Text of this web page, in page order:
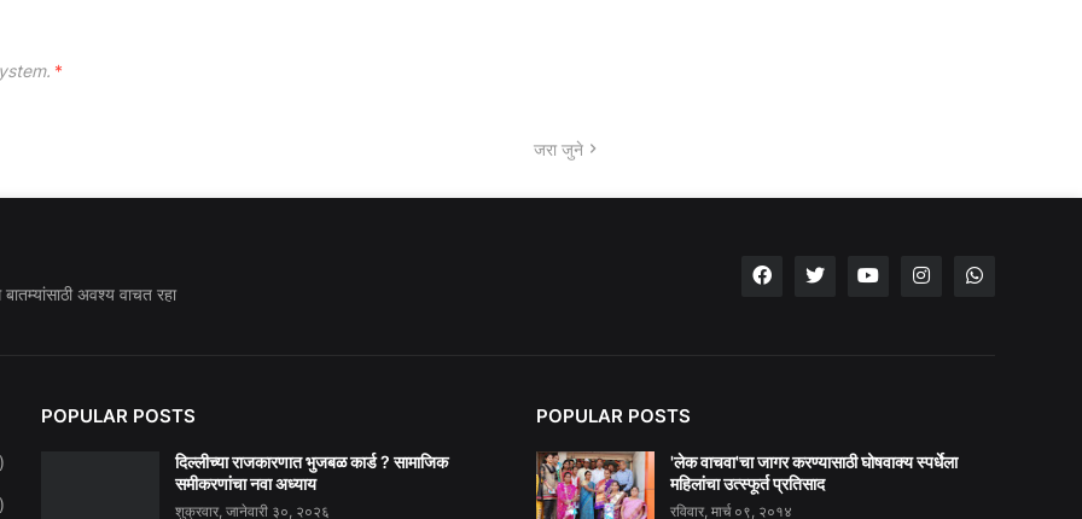
*
जरा जुने
बातम्यांसाठी अवश्य वाचत रहा
POPULAR POSTS
दिल्लीच्या राजकारणात भुजबळ कार्ड ? सामाजिक
समीकरणांचा नवा अध्याय
शुक्रवार, जानेवारी ३०, २०२६
POPULAR POSTS
'लेक वाचवा'चा जागर करण्यासाठी घोषवाक्य स्पर्धेला
महिलांचा उत्स्फूर्त प्रतिसाद
रविवार, मार्च ०९, २०१४